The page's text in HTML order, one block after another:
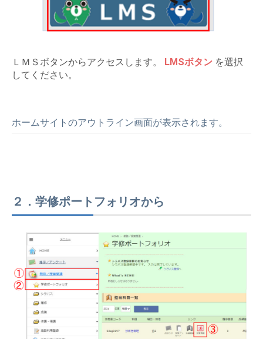
ＬＭＳボタンからアクセスします。 LMSボタン を選択
してください。
ホームサイトのアウトライン画面が表示されます。
２．学修ポートフォリオから